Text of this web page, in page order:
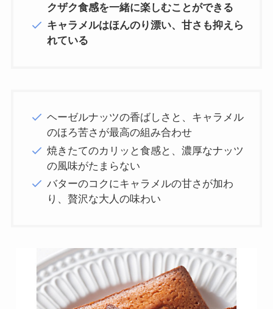
クザク食感を一緒に楽しむことができる
キャラメルはほんのり漂い、甘さも抑えら
れている
ヘーゼルナッツの香ばしさと、キャラメル
のほろ苦さが最高の組み合わせ
焼きたてのカリッと食感と、濃厚なナッツ
の風味がたまらない
バターのコクにキャラメルの甘さが加わ
り、贅沢な大人の味わい